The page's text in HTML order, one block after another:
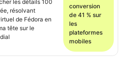
les détails 100
résolvant
de Fédora en
tête sur le
conversion
de 41 % sur
les
plateformes
mobiles